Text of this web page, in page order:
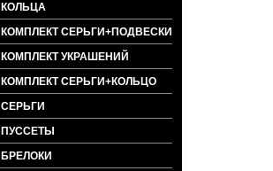
КОЛЬЦА
КОМПЛЕКТ СЕРЬГИ+ПОДВЕСКИ
КОМПЛЕКТ УКРАШЕНИЙ
КОМПЛЕКТ СЕРЬГИ+КОЛЬЦО
СЕРЬГИ
ПУССЕТЫ
БРЕЛОКИ